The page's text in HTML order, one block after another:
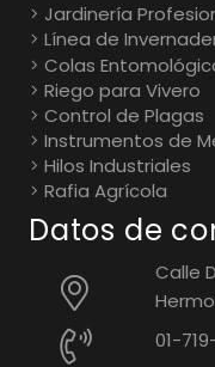
Jardinería
Línea de
Colas
Riego para Vivero
Control de Plagas
Instrumentos de
Hilos Industriales
Rafia Agrícola
Datos de
Calle
01-